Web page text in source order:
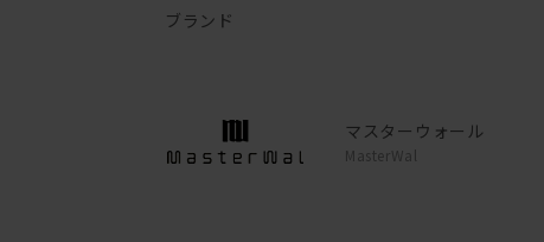
ブランド
マスターウォール
MasterWal